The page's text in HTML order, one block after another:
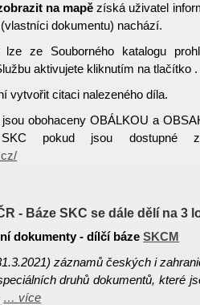
na mapě získá uživatel
dokumentu) nachází.
ze Souborného katalogu
aktivujete kliknutím na tlačítko .
vytvořit citaci nalezeného díla.
obohaceny OBÁLKOU a
pokud jsou dostupné z
- Báze SKC se dále dělí na 3
dokumenty - dílčí bázeSKCM
záznamů českých i
druhů dokumentů, které
… více